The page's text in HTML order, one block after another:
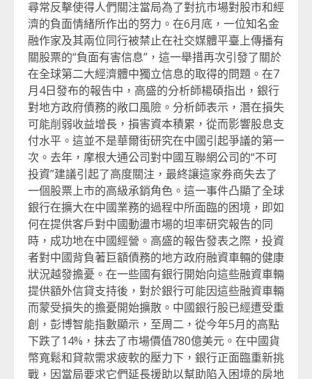
尋常反擊使得人們關注當局為了對抗市場對股市和經
濟的負面情緒所作出的努力。在6月底，一位知名金
融作家及其兩位同行被禁止在社交媒體平臺上傳播有
關股票的“負面有害信息”，這一舉措再次引發了關於
在全球第二大經濟體中獨立信息的取得的問題。在7
月4日發布的報告中，高盛的分析師楊碩指出，銀行
對地方政府債務的敞口風險。分析師表示，潛在損失
可能削弱收益增長，損害資本積累，從而影響股息支
付水平。這並不是華爾街研究在中國引起爭議的第一
次。去年，摩根大通公司對中國互聯網公司的“不可
投資”建議引起了高度關注，最終讓這家券商失去了
一個股票上市的高級承銷角色。這一事件凸顯了全球
銀行在擴大在中國業務的過程中所面臨的困境，即如
何在提供客戶對中國動盪市場的坦率研究報告的同
時，成功地在中國經營。高盛的報告發表之際，投資
者對中國背負著巨額債務的地方政府融資車輛的健康
狀況越發擔憂。在一些國有銀行開始向這些融資車輛
提供額外信貸支持後，對於銀行可能因這些融資車輛
而蒙受損失的擔憂開始擴散。中國銀行股已經遭受重
創，彭博智能指數顯示，至周二，從今年5月的高點
下跌了14%，抹去了市場價值780億美元。在中國貨
幣寬鬆和貸款需求疲軟的壓力下，銀行正面臨重新挑
戰，因當局要求它們延長援助以幫助陷入困境的房地